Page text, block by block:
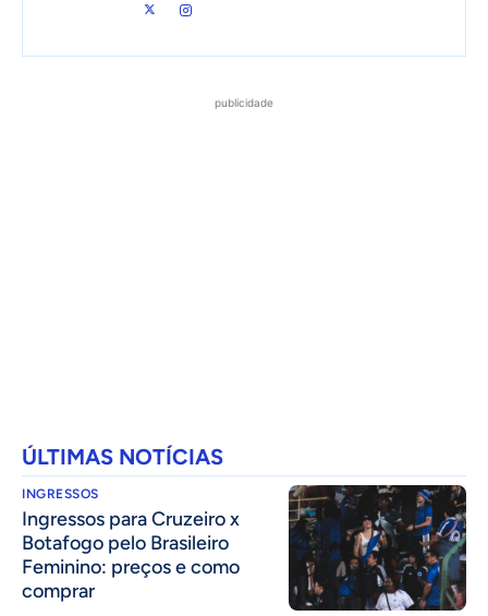
publicidade
ÚLTIMAS NOTÍCIAS
INGRESSOS
Ingressos para Cruzeiro x
Botafogo pelo Brasileiro
Feminino: preços e como
comprar